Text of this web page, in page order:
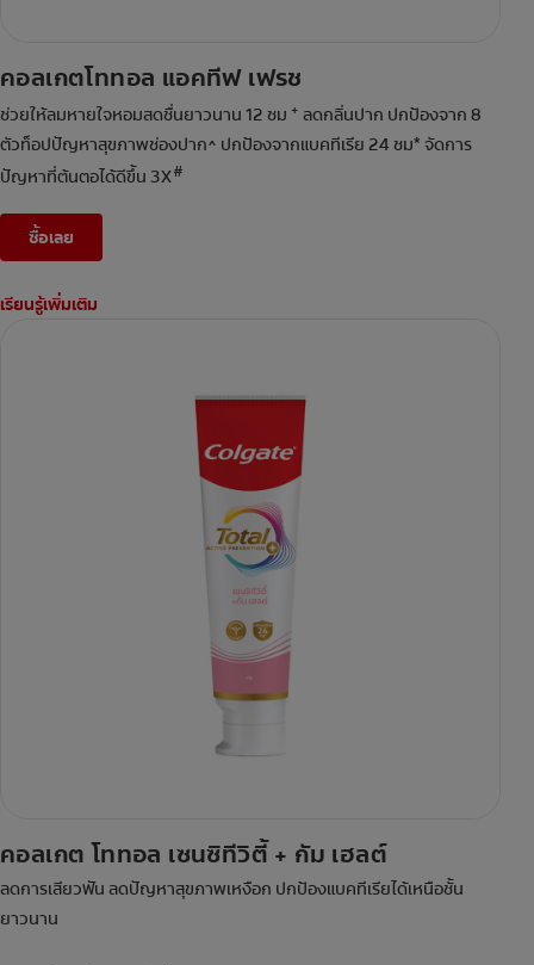
คอลเกตโททอล แอคทีฟ เฟรช
ช่วยให้ลมหายใจหอมสดชื่นยาวนาน 12 ชม + ลดกลิ่นปาก ปกป้องจาก 8
ตัวท็อปปัญหาสุขภาพช่องปาก^ ปกป้องจากแบคทีเรีย 24 ชม* จัดการ
ปัญหาที่ต้นตอได้ดีขึ้น 3X#
ซื้อเลย
เรียนรู้เพิ่มเติม
คอลเกต โททอล เซนซิทีวิตี้ + กัม เฮลต์
ลดการเสียวฟัน ลดปัญหาสุขภาพเหงือก ปกป้องแบคทีเรียได้เหนือชั้น
ยาวนาน